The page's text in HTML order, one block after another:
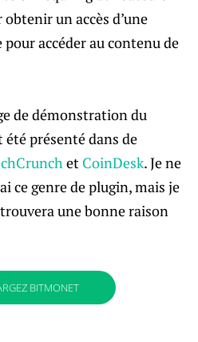
un accès d’une
pour accéder au contenu de
de démonstration du
présenté dans de
et CoinDesk. Je ne
ce genre de plugin, mais je
une bonne raison
BITMONET